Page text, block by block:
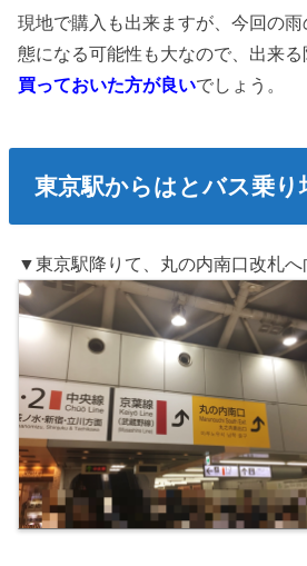
現地で購入も出来ますが、今回の
態になる可能性も大なので、出来る
買っておいた方が良いでしょう。
東京駅からはとバス乗り
▼東京駅降りて、丸の内南口改札へ